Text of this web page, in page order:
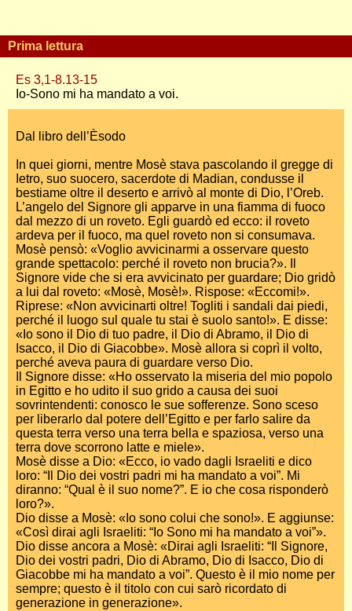
Prima lettura
Es 3,1-8.13-15
Io-Sono mi ha mandato a voi.
Dal libro dell’Èsodo
In quei giorni, mentre Mosè stava pascolando il gregge di
Ietro, suo suocero, sacerdote di Madian, condusse il
bestiame oltre il deserto e arrivò al monte di Dio, l’Oreb.
L’angelo del Signore gli apparve in una fiamma di fuoco
dal mezzo di un roveto. Egli guardò ed ecco: il roveto
ardeva per il fuoco, ma quel roveto non si consumava.
Mosè pensò: «Voglio avvicinarmi a osservare questo
grande spettacolo: perché il roveto non brucia?». Il
Signore vide che si era avvicinato per guardare; Dio gridò
a lui dal roveto: «Mosè, Mosè!». Rispose: «Eccomi!».
Riprese: «Non avvicinarti oltre! Togliti i sandali dai piedi,
perché il luogo sul quale tu stai è suolo santo!». E disse:
«Io sono il Dio di tuo padre, il Dio di Abramo, il Dio di
Isacco, il Dio di Giacobbe». Mosè allora si coprì il volto,
perché aveva paura di guardare verso Dio.
Il Signore disse: «Ho osservato la miseria del mio popolo
in Egitto e ho udito il suo grido a causa dei suoi
sovrintendenti: conosco le sue sofferenze. Sono sceso
per liberarlo dal potere dell’Egitto e per farlo salire da
questa terra verso una terra bella e spaziosa, verso una
terra dove scorrono latte e miele».
Mosè disse a Dio: «Ecco, io vado dagli Israeliti e dico
loro: “Il Dio dei vostri padri mi ha mandato a voi”. Mi
diranno: “Qual è il suo nome?”. E io che cosa risponderò
loro?».
Dio disse a Mosè: «Io sono colui che sono!». E aggiunse:
«Così dirai agli Israeliti: “Io Sono mi ha mandato a voi”».
Dio disse ancora a Mosè: «Dirai agli Israeliti: “Il Signore,
Dio dei vostri padri, Dio di Abramo, Dio di Isacco, Dio di
Giacobbe mi ha mandato a voi”. Questo è il mio nome per
sempre; questo è il titolo con cui sarò ricordato di
generazione in generazione».